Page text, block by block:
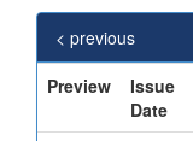
< previous
Preview
Issue
Date